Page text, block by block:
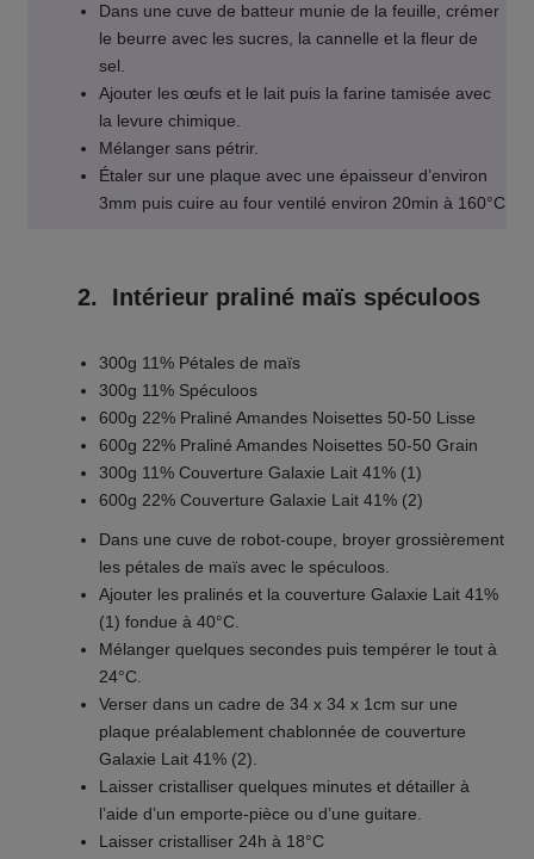
Dans une cuve de batteur munie de la feuille, crémer
le beurre avec les sucres, la cannelle et la fleur de
sel.
Ajouter les œufs et le lait puis la farine tamisée avec
la levure chimique.
Mélanger sans pétrir.
Étaler sur une plaque avec une épaisseur d’environ
3mm puis cuire au four ventilé environ 20min à 160°C
2. Intérieur praliné maïs spéculoos
300g 11% Pétales de maïs
300g 11% Spéculoos
600g 22% Praliné Amandes Noisettes 50-50 Lisse
600g 22% Praliné Amandes Noisettes 50-50 Grain
300g 11% Couverture Galaxie Lait 41% (1)
600g 22% Couverture Galaxie Lait 41% (2)
Dans une cuve de robot-coupe, broyer grossièrement
les pétales de maïs avec le spéculoos.
Ajouter les pralinés et la couverture Galaxie Lait 41%
(1) fondue à 40°C.
Mélanger quelques secondes puis tempérer le tout à
24°C.
Verser dans un cadre de 34 x 34 x 1cm sur une
plaque préalablement chablonnée de couverture
Galaxie Lait 41% (2).
Laisser cristalliser quelques minutes et détailler à
l’aide d’un emporte-pièce ou d’une guitare.
Laisser cristalliser 24h à 18°C